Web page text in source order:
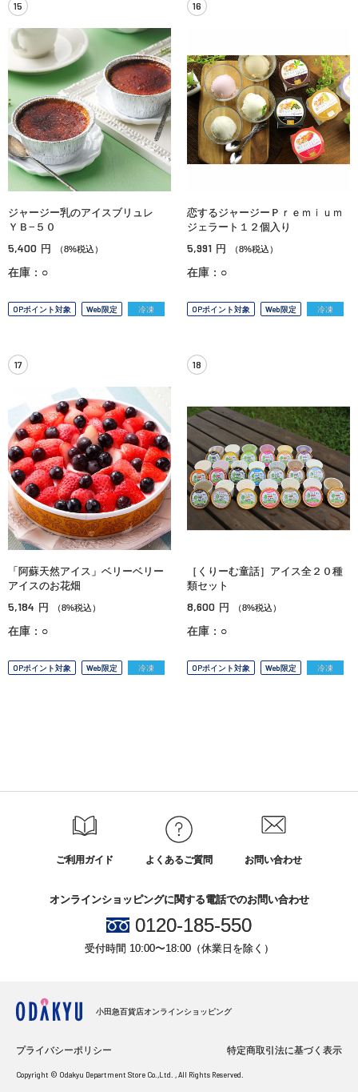
15
ジャージー乳のアイスブリュレ
ＹＢ−５０
5,400 円 （8%税込）
在庫：○
OPポイント対象 Web限定 冷凍
16
恋するジャージーＰｒｅｍｉｕｍ
ジェラート１２個入り
5,991 円 （8%税込）
在庫：○
OPポイント対象 Web限定 冷凍
17
「阿蘇天然アイス」ベリーベリー
アイスのお花畑
5,184 円 （8%税込）
在庫：○
OPポイント対象 Web限定 冷凍
18
［くりーむ童話］アイス全２０種
類セット
8,600 円 （8%税込）
在庫：○
OPポイント対象 Web限定 冷凍
ご利用ガイド よくあるご質問 お問い合わせ
オンラインショッピングに関する電話でのお問い合わせ
0120-185-550
受付時間 10:00〜18:00（休業日を除く）
小田急百貨店オンラインショッピング
プライバシーポリシー 特定商取引法に基づく表示
Copyright © Odakyu Department Store Co.,Ltd. , All Rights Reserved.